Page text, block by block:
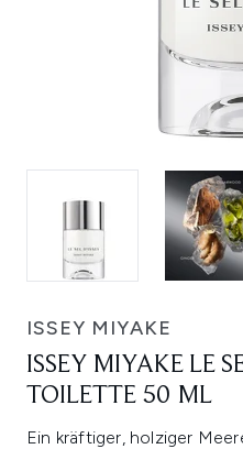
ISSEY MIYAKE
ISSEY MIYAKE LE
TOILETTE 50 ML
Ein kräftiger, holziger